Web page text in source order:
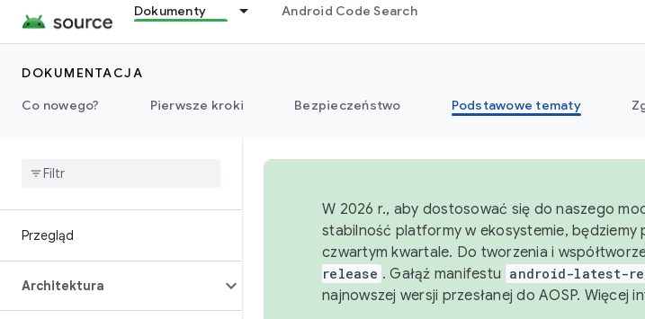
Dokumenty Android Code Search
DOKUMENTACJA
Co nowego?
Pierwsze kroki Bezpieczeństwo Podstawowe tematy
Przegląd
Architektura
W 2026 r., aby dostosować się do naszego
stabilność platformy w ekosystemie, będziemy
czwartym kwartale. Do tworzenia i
release . Gałąź manifestu android-latest-
najnowszej wersji przesłanej do AOSP. Więcej